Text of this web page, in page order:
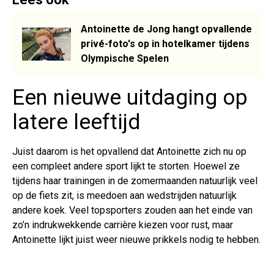
Antoinette de Jong hangt opvallende
privé-foto's op in hotelkamer tijdens
Olympische Spelen
Een nieuwe uitdaging op
latere leeftijd
Juist daarom is het opvallend dat Antoinette zich nu op
een compleet andere sport lijkt te storten. Hoewel ze
tijdens haar trainingen in de zomermaanden natuurlijk veel
op de fiets zit, is meedoen aan wedstrijden natuurlijk
andere koek. Veel topsporters zouden aan het einde van
zo’n indrukwekkende carrière kiezen voor rust, maar
Antoinette lijkt juist weer nieuwe prikkels nodig te hebben.